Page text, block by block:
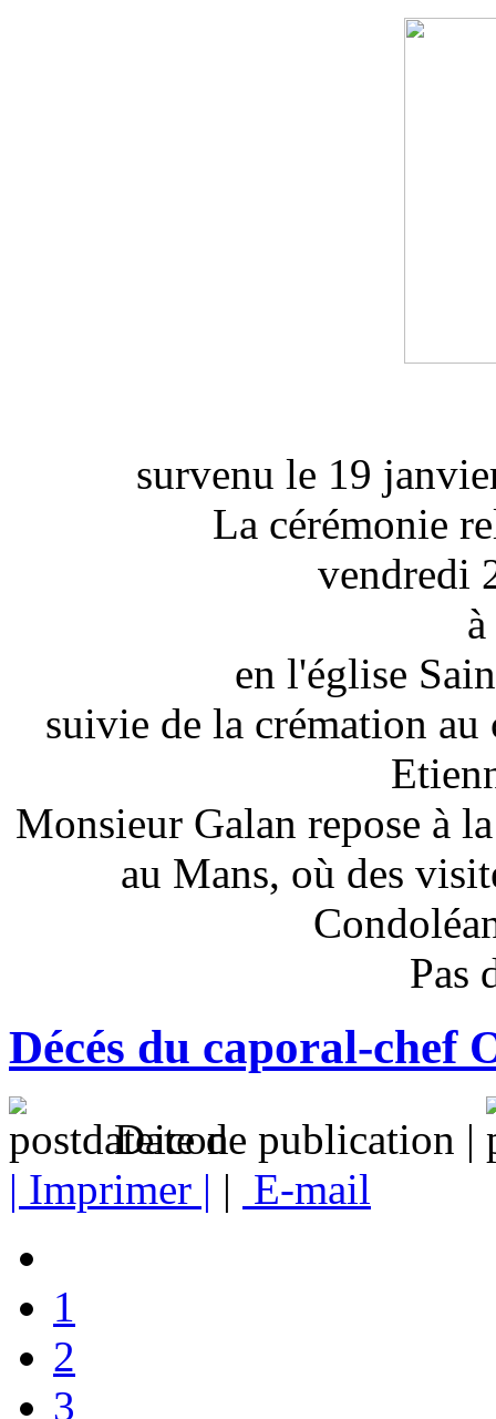
survenu le 19
La cérémonie
vendredi
en l'église
suivie de la crémation
Monsieur Galan repose à
au Mans, où des
Pas
Décés du caporal-chef
Date de publication |
| Imprimer | | E-mail
1
2
3